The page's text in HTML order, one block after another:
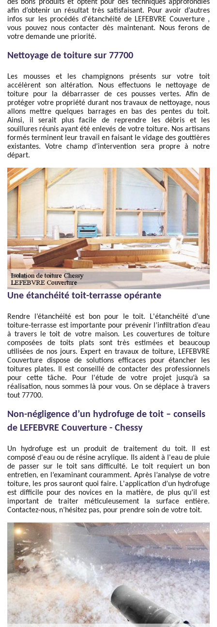
des bons produits et optent pour des techniques approfondies
afin d’obtenir un résultat très satisfaisant. Pour avoir d’autres
infos sur les procédés d'étanchéité de LEFEBVRE Couverture ,
vous pouvez nous contacter dès maintenant. Nous ferons de
votre demande une priorité.
Nettoyage de toiture sur 77700
Les mousses et les champignons présents sur votre toit
accélèrent son altération. Nous effectuons le nettoyage de
toiture pour la débarrasser de ces pousses vertes. Afin de
protéger votre propriété durant nos travaux de nettoyage, nous
allons mettre quelques barrages en bas des pentes du toit.
Ainsi, il serait plus facile de reprendre les débris et les
souillures réunis ayant été enlevés de votre toiture. Nos artisans
formés terminent leur travail en faisant le vidage des gouttières
existantes. Votre champ d’intervention sera propre à notre
départ.
Une étanchéité toit-terrasse opérante
Rendre l’étanchéité est bon pour le toit. L'étanchéité d’une
toiture-terrasse est importante pour prévenir l’infiltration d’eau
à travers le toit de votre maison. Les couvertures de toiture
composées de toits plats sont très estimées et beaucoup
utilisées de nos jours. Expert en travaux de toiture, LEFEBVRE
Couverture dispose de solutions efficaces pour étancher les
toitures plates. Il est conseillé de contacter des professionnels
pour cette tâche. Pour l'étude de votre projet jusqu’à sa
réalisation, nous sommes là pour vous. On se déplace à travers
tout 77700.
Non-négligence d’un hydrofuge de toit – conseils
de LEFEBVRE Couverture - Chessy
Un hydrofuge est un produit de traitement du toit. Il est
composé d'eau ou de résine acrylique. Ils aident à l'eau de pluie
de passer sur le toit sans difficulté. Le toit requiert un bon
entretien, en l’examinant couramment. Après l’analyse de votre
toiture, les pros sauront quoi faire. L'application d’un hydrofuge
est difficile pour des novices en la matière, de plus qu’il est
important de traiter méticuleusement la surface entière.
Contactez-nous, n’hésitez pas, pour prendre soin de votre toit.